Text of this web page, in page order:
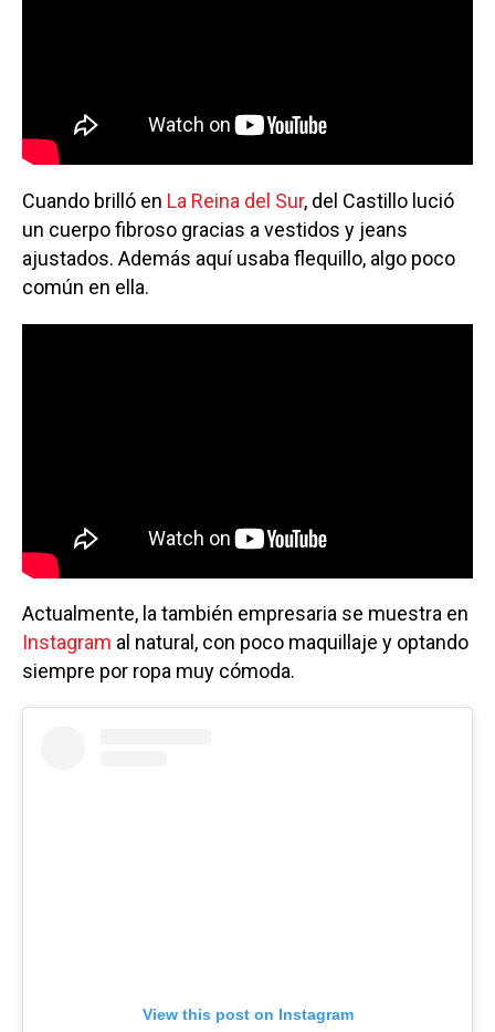
Cuando brilló en La Reina del Sur, del Castillo lució
un cuerpo fibroso gracias a vestidos y jeans
ajustados. Además aquí usaba flequillo, algo poco
común en ella.
Actualmente, la también empresaria se muestra en
Instagram al natural, con poco maquillaje y optando
siempre por ropa muy cómoda.
View this post on Instagram